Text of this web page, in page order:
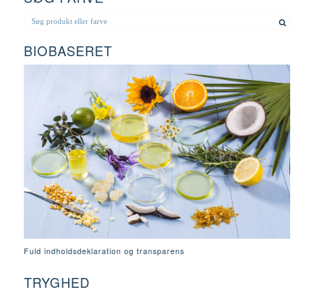
BIOBASERET
Fuld indholdsdeklaration og transparens
TRYGHED